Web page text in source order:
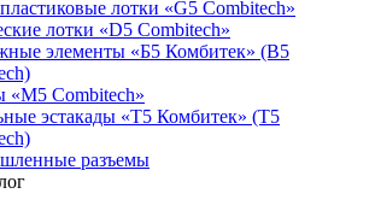
лотки «G5 Combitech»
лотки «D5 Combitech»
элементы «Б5 Комбитек» (B5
«M5 Combitech»
эстакады «Т5 Комбитек» (T5
разъемы